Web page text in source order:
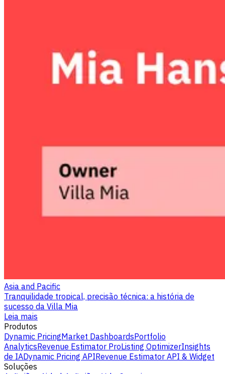
Asia and Pacific
Tranquilidade tropical, precisão técnica: a história de
sucesso da Villa Mia
Leia mais
Produtos
Dynamic PricingMarket DashboardsPortfolio
AnalyticsRevenue Estimator ProListing OptimizerInsights
de IADynamic Pricing APIRevenue Estimator API & Widget
Soluções